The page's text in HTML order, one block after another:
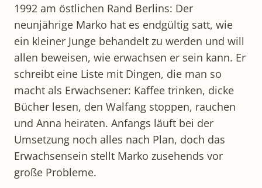
1992 am östlichen Rand Berlins: Der
neunjährige Marko hat es endgültig satt, wie
ein kleiner Junge behandelt zu werden und will
allen beweisen, wie erwachsen er sein kann. Er
schreibt eine Liste mit Dingen, die man so
macht als Erwachsener: Kaffee trinken, dicke
Bücher lesen, den Walfang stoppen, rauchen
und Anna heiraten. Anfangs läuft bei der
Umsetzung noch alles nach Plan, doch das
Erwachsensein stellt Marko zusehends vor
große Probleme.